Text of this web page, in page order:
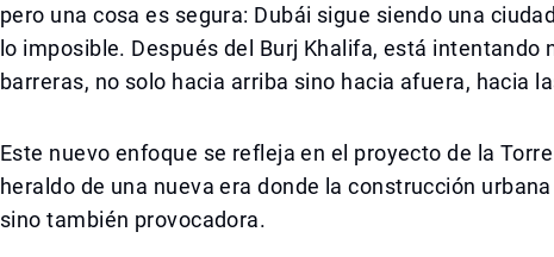
pero una cosa es segura: Dubái sigue siendo una
lo imposible. Después del Burj Khalifa, está intentando
barreras, no solo hacia arriba sino hacia afuera, hacia
Este nuevo enfoque se refleja en el proyecto de la
heraldo de una nueva era donde la construcción
sino también provocadora.